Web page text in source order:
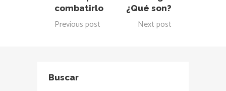
combatirlo
Previous post
¿Qué son?
Next post
Buscar